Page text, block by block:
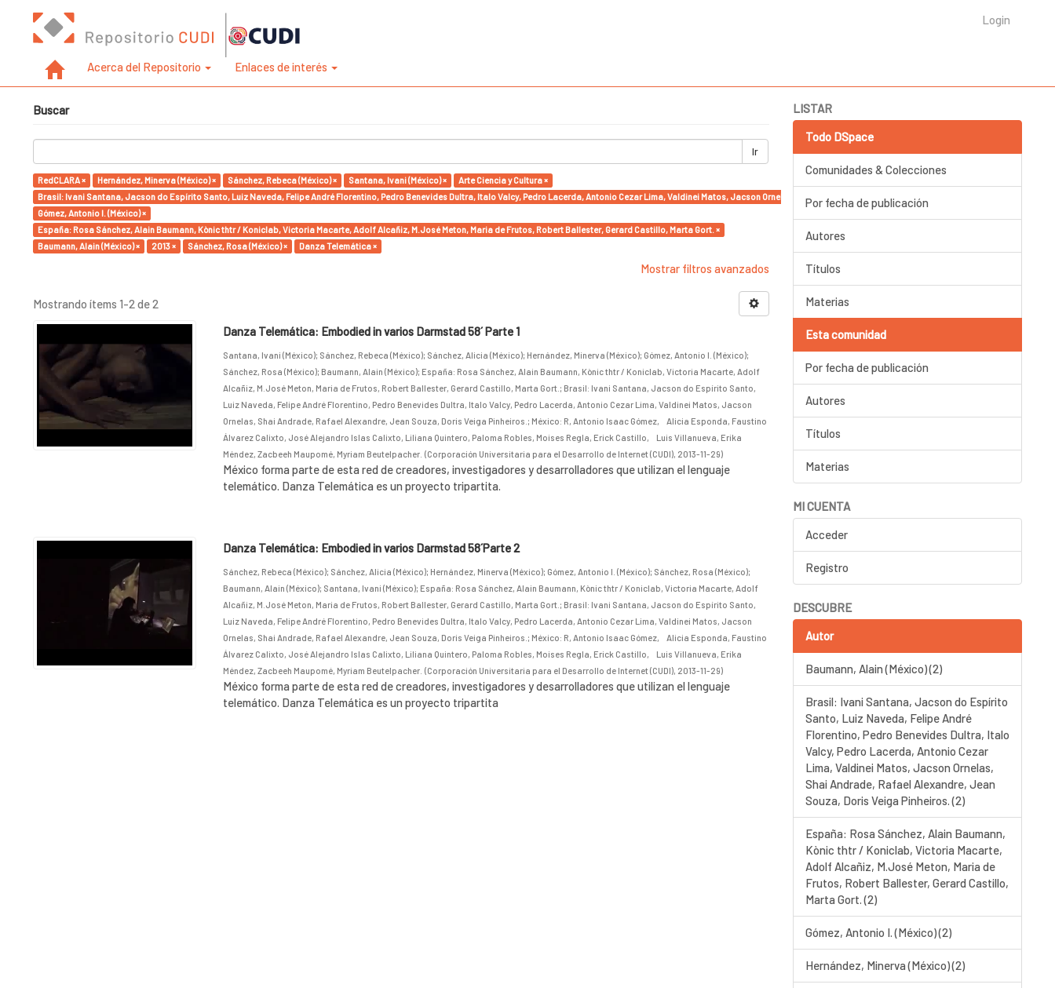
Login
Acerca del Repositorio Enlaces de interés
Buscar
Ir
RedCLARA × Hernández, Minerva (México) × Sánchez, Rebeca (México) × Santana, Ivani (México) ×
Arte Ciencia y Cultura ×
Brasil: Ivani Santana, Jacson do Espírito Santo, Luiz Naveda, Felipe André Florentino, Pedro Benevides Dultra, Italo Valcy, Pedro Lacerda, Antonio Cezar Lima, Valdinei Matos, Jacson Ornelas, Shai Andrade, Rafael Alexandre, Jean Souza, Doris Veiga
Gómez, Antonio I. (México) ×
España: Rosa Sánchez, Alain Baumann, Kònic thtr / Koniclab, Victoria Macarte, Adolf Alcañiz, M.José Meton, Maria de Frutos, Robert Ballester, Gerard Castillo, Marta Gort. ×
Baumann, Alain (México) ×
2013 × Sánchez, Rosa (México) × Danza Telemática ×
Mostrar filtros avanzados
Mostrando ítems 1-2 de 2
Danza Telemática: Embodied in varios Darmstad 58´ Parte 1
Santana, Ivani (México); Sánchez, Rebeca (México); Sánchez, Alicia (México); Hernández, Minerva (México); Gómez, Antonio I. (México);
Sánchez, Rosa (México); Baumann, Alain (México); España: Rosa Sánchez, Alain Baumann, Kònic thtr / Koniclab, Victoria Macarte, Adolf
Alcañiz, M.José Meton, Maria de Frutos, Robert Ballester, Gerard Castillo, Marta Gort. ; Brasil: Ivani Santana, Jacson do Espírito Santo,
Luiz Naveda, Felipe André Florentino, Pedro Benevides Dultra, Italo Valcy, Pedro Lacerda, Antonio Cezar Lima, Valdinei Matos, Jacson
Ornelas, Shai Andrade, Rafael Alexandre, Jean Souza, Doris Veiga Pinheiros. ; México: R, Antonio Isaac Gómez, Alicia Esponda, Faustino
Álvarez Calixto, José Alejandro Islas Calixto, Liliana Quintero, Paloma Robles, Moises Regla, Erick Castillo, Luis Villanueva, Erika
Méndez, Zacbeeh Maupomé, Myriam Beutelpacher. (Corporación Universitaria para el Desarrollo de Internet (CUDI), 2013-11-29)
México forma parte de esta red de creadores, investigadores y desarrolladores que utilizan el lenguaje
telemático. Danza Telemática es un proyecto tripartita.
Danza Telemática: Embodied in varios Darmstad 58´Parte 2
Sánchez, Rebeca (México); Sánchez, Alicia (México); Hernández, Minerva (México); Gómez, Antonio I. (México); Sánchez, Rosa (México);
Baumann, Alain (México); Santana, Ivani (México); España: Rosa Sánchez, Alain Baumann, Kònic thtr / Koniclab, Victoria Macarte, Adolf
Alcañiz, M.José Meton, Maria de Frutos, Robert Ballester, Gerard Castillo, Marta Gort. ; Brasil: Ivani Santana, Jacson do Espírito Santo,
Luiz Naveda, Felipe André Florentino, Pedro Benevides Dultra, Italo Valcy, Pedro Lacerda, Antonio Cezar Lima, Valdinei Matos, Jacson
Ornelas, Shai Andrade, Rafael Alexandre, Jean Souza, Doris Veiga Pinheiros. ; México: R, Antonio Isaac Gómez, Alicia Esponda, Faustino
Álvarez Calixto, José Alejandro Islas Calixto, Liliana Quintero, Paloma Robles, Moises Regla, Erick Castillo, Luis Villanueva, Erika
Méndez, Zacbeeh Maupomé, Myriam Beutelpacher. (Corporación Universitaria para el Desarrollo de Internet (CUDI), 2013-11-29)
México forma parte de esta red de creadores, investigadores y desarrolladores que utilizan el lenguaje
telemático. Danza Telemática es un proyecto tripartita
LISTAR
Todo DSpace
Comunidades & Colecciones
Por fecha de publicación
Autores
Títulos
Materias
Esta comunidad
Por fecha de publicación
Autores
Títulos
Materias
MI CUENTA
Acceder
Registro
DESCUBRE
Autor
Baumann, Alain (México) (2)
Brasil: Ivani Santana, Jacson do Espírito
Santo, Luiz Naveda, Felipe André
Florentino, Pedro Benevides Dultra, Italo
Valcy, Pedro Lacerda, Antonio Cezar
Lima, Valdinei Matos, Jacson Ornelas,
Shai Andrade, Rafael Alexandre, Jean
Souza, Doris Veiga Pinheiros. (2)
España: Rosa Sánchez, Alain Baumann,
Kònic thtr / Koniclab, Victoria Macarte,
Adolf Alcañiz, M.José Meton, Maria de
Frutos, Robert Ballester, Gerard Castillo,
Marta Gort. (2)
Gómez, Antonio I. (México) (2)
Hernández, Minerva (México) (2)